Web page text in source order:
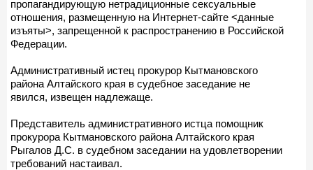
пропагандирующую нетрадиционные сексуальные
отношения, размещенную на Интернет-сайте <данные
изъяты>, запрещенной к распространению в Российской
Федерации.
Административный истец прокурор Кытмановского
района Алтайского края в судебное заседание не
явился, извещен надлежаще.
Представитель административного истца помощник
прокурора Кытмановского района Алтайского края
Рыгалов Д.С. в судебном заседании на удовлетворении
требований настаивал.